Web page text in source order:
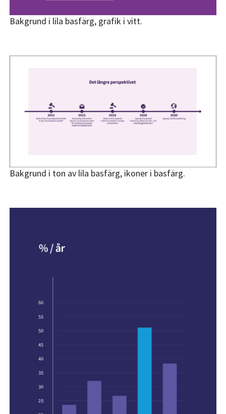
Bakgrund i lila basfärg, grafik i vitt.
Bakgrund i ton av lila basfärg, ikoner i basfärg.